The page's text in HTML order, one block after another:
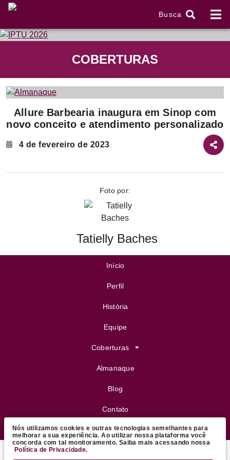
Busca
COBERTURAS
of
Allure Barbearia inaugura em Sinop com
novo conceito e atendimento personalizado
4 de fevereiro de 2023
Foto por:
Tatielly Baches
Início
Perfil
História
Equipe
Coberturas
Almanaque
Blog
Contato
FeijoVip
Nós utilizamos cookies e outras tecnologias semelhantes para
melhorar a sua experiência. Ao utilizar nossa plataforma você
concorda com tal monitoramento. Saiba mais acessando nossa
Política de Privacidade.